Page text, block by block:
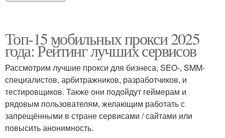
Топ-15 мобильных прокси 2025
года: Рейтинг лучших сервисов
Рассмотрим лучшие прокси для бизнеса, SEO-, SMM-
специалистов, арбитражников, разработчиков, и
тестировщиков. Также они подойдут геймерам и
рядовым пользователям, желающим работать с
запрещёнными в стране сервисами / сайтами или
повысить анонимность.